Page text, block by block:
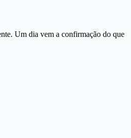
Um dia vem a confirmação do que